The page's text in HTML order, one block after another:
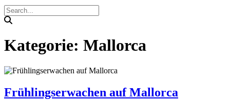
Kategorie: Mallorca
Frühlingserwachen auf Mallorca